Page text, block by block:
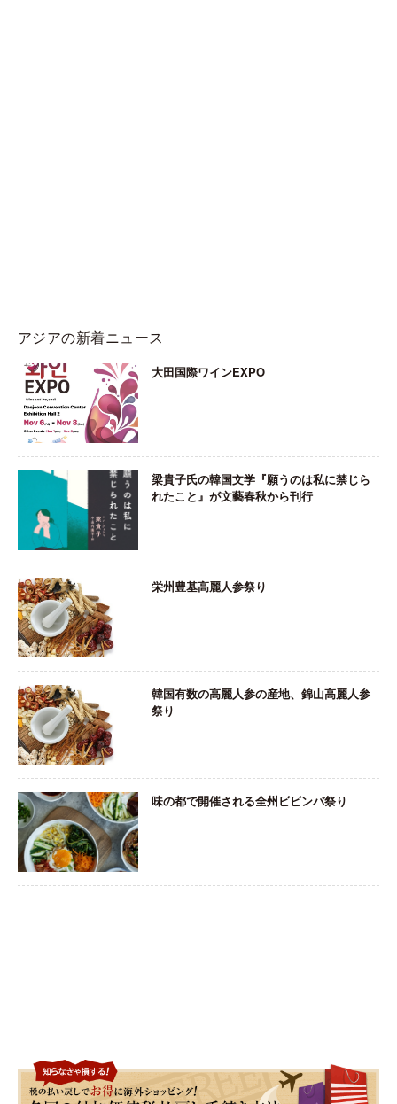
アジアの新着ニュース
大田国際ワインEXPO
梁貴子氏の韓国文学『願うのは私に禁じら
れたこと』が文藝春秋から刊行
栄州豊基高麗人参祭り
韓国有数の高麗人参の産地、錦山高麗人参
祭り
味の都で開催される全州ビビンバ祭り